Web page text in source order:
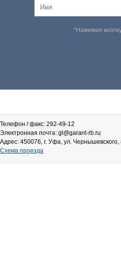
*Нажимая
Телефон / факс: 292-49-12
Электронная почта: gl@garant-rb.ru
Адрес: 450076, г. Уфа, ул.
Схема проезда